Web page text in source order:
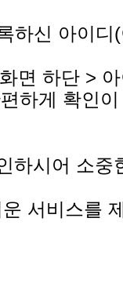
하신 아이디
면 하단 >
하게 확인
하시어 소중
서비스를